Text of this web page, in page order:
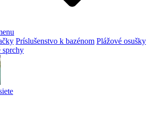
Príslušenstvo k bazénom Plážové osušky
sprchy